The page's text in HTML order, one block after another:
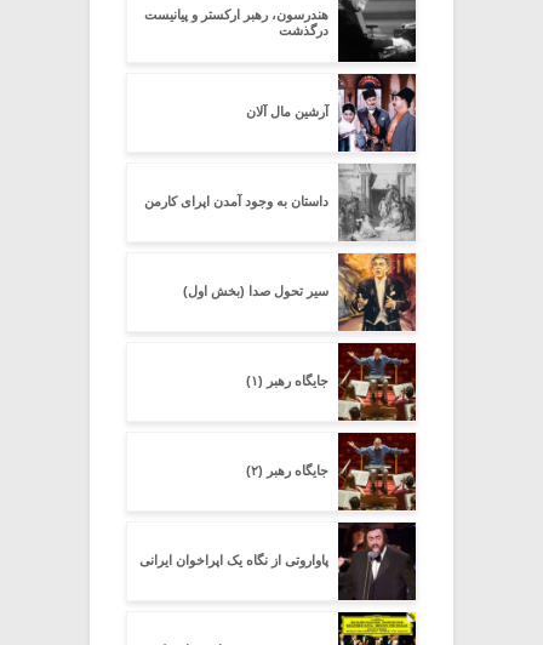
هندرسون، رهبر ارکستر و پیانیست
درگذشت
آرشین مال آلان
داستان به وجود آمدن اپرای کارمن
سیر تحول صدا (بخش اول)
جایگاه رهبر (۱)
جایگاه رهبر (۲)
پاواروتی از نگاه یک اپراخوان ایرانی